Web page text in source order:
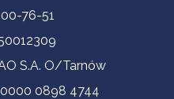
76-51
S.A. O/Tarnów
0000 0898 4744